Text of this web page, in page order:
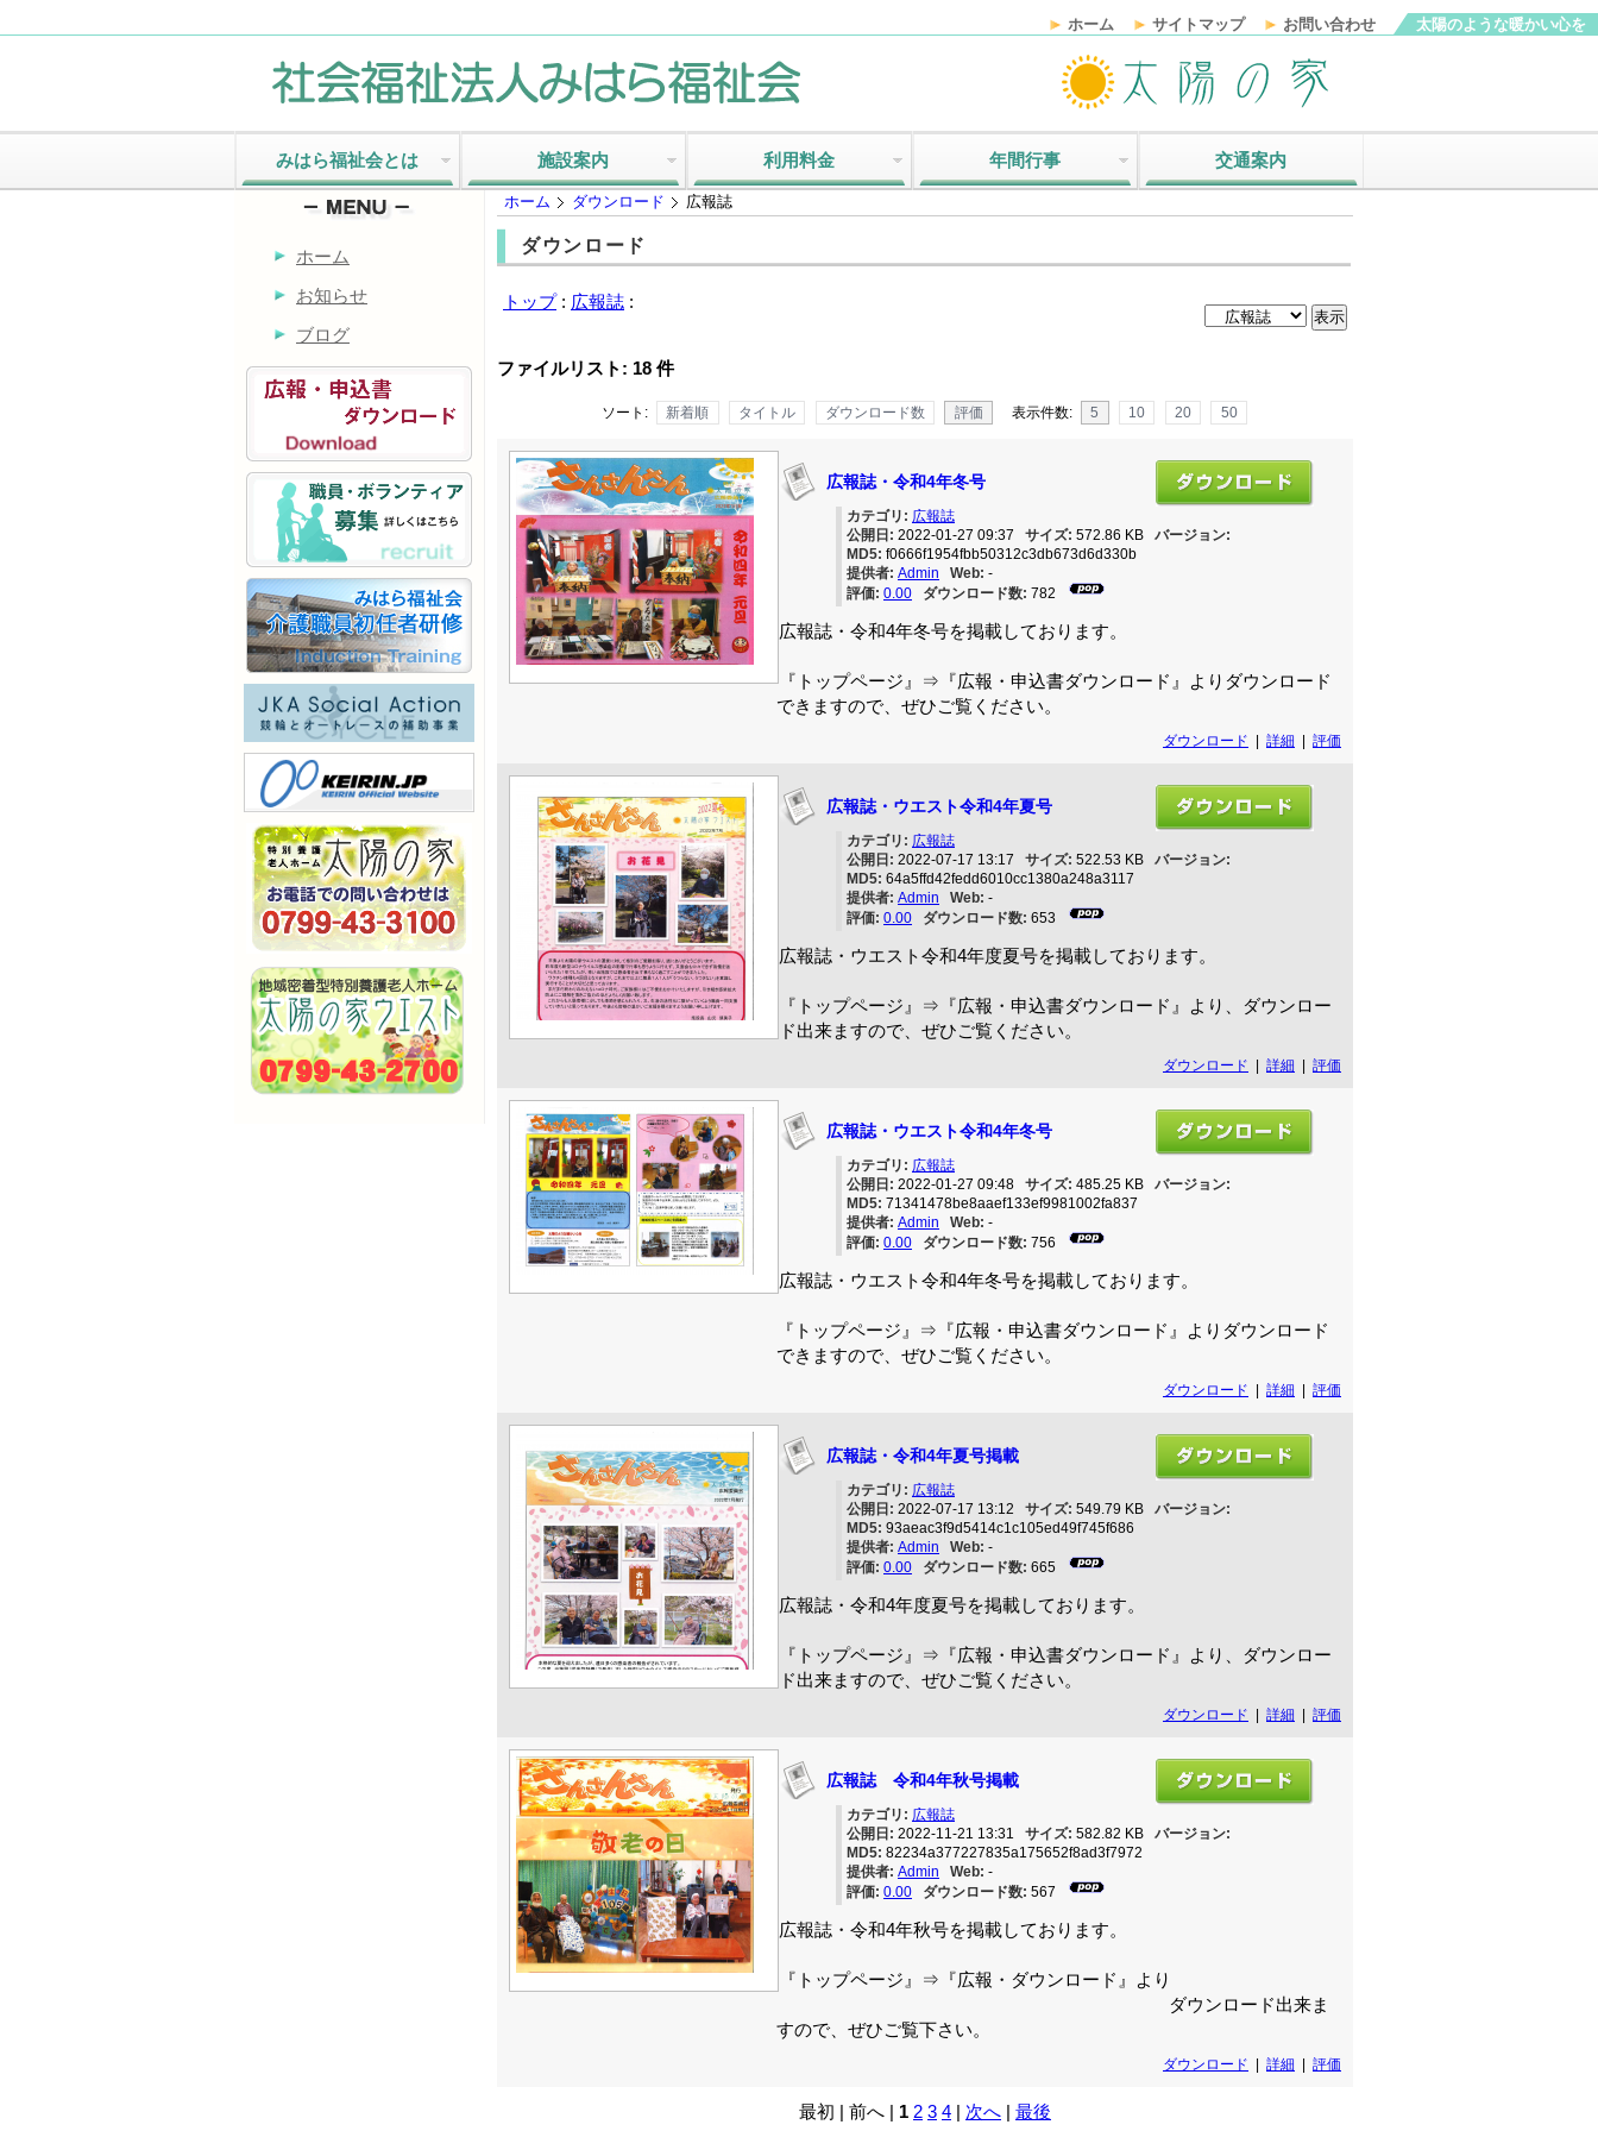
太陽のような暖かい心を
ホーム サイトマップ お問い合わせ
みはら福祉会とは 施設案内 利用料金 年間行事 交通案内
ホーム
お知らせ
ブログ
ホーム ダウンロード 広報誌
ダウンロード
トップ: 広報誌 :
ファイルリスト: 18 件
ソート: 新着順 タイトル ダウンロード数 評価 表示件数: 5 10 20 50
広報誌・令和4年冬号
カテゴリ: 広報誌
公開日: 2022-01-27 09:37 サイズ: 572.86 KB バージョン:
MD5: f0666f1954fbb50312c3db673d6d330b
提供者: Admin Web: -
評価: 0.00 ダウンロード数: 782
広報誌・令和4年冬号を掲載しております。
『トップページ』⇒『広報・申込書ダウンロード』よりダウンロード
できますので、ぜひご覧ください。
ダウンロード | 詳細 | 評価
広報誌・ウエスト令和4年夏号
カテゴリ: 広報誌
公開日: 2022-07-17 13:17 サイズ: 522.53 KB バージョン:
MD5: 64a5ffd42fedd6010cc1380a248a3117
提供者: Admin Web: -
評価: 0.00 ダウンロード数: 653
広報誌・ウエスト令和4年度夏号を掲載しております。
『トップページ』⇒『広報・申込書ダウンロード』より、ダウンロー
ド出来ますので、ぜひご覧ください。
ダウンロード | 詳細 | 評価
広報誌・ウエスト令和4年冬号
カテゴリ: 広報誌
公開日: 2022-01-27 09:48 サイズ: 485.25 KB バージョン:
MD5: 71341478be8aaef133ef9981002fa837
提供者: Admin Web: -
評価: 0.00 ダウンロード数: 756
広報誌・ウエスト令和4年冬号を掲載しております。
『トップページ』⇒『広報・申込書ダウンロード』よりダウンロード
できますので、ぜひご覧ください。
ダウンロード | 詳細 | 評価
広報誌・令和4年夏号掲載
カテゴリ: 広報誌
公開日: 2022-07-17 13:12 サイズ: 549.79 KB バージョン:
MD5: 93aeac3f9d5414c1c105ed49f745f686
提供者: Admin Web: -
評価: 0.00 ダウンロード数: 665
広報誌・令和4年度夏号を掲載しております。
『トップページ』⇒『広報・申込書ダウンロード』より、ダウンロー
ド出来ますので、ぜひご覧ください。
ダウンロード | 詳細 | 評価
広報誌 令和4年秋号掲載
カテゴリ: 広報誌
公開日: 2022-11-21 13:31 サイズ: 582.82 KB バージョン:
MD5: 82234a377227835a175652f8ad3f7972
提供者: Admin Web: -
評価: 0.00 ダウンロード数: 567
広報誌・令和4年秋号を掲載しております。
『トップページ』⇒『広報・ダウンロード』より
ダウンロード出来ま
すので、ぜひご覧下さい。
ダウンロード | 詳細 | 評価
最初 | 前へ | 1 2 3 4 | 次へ | 最後